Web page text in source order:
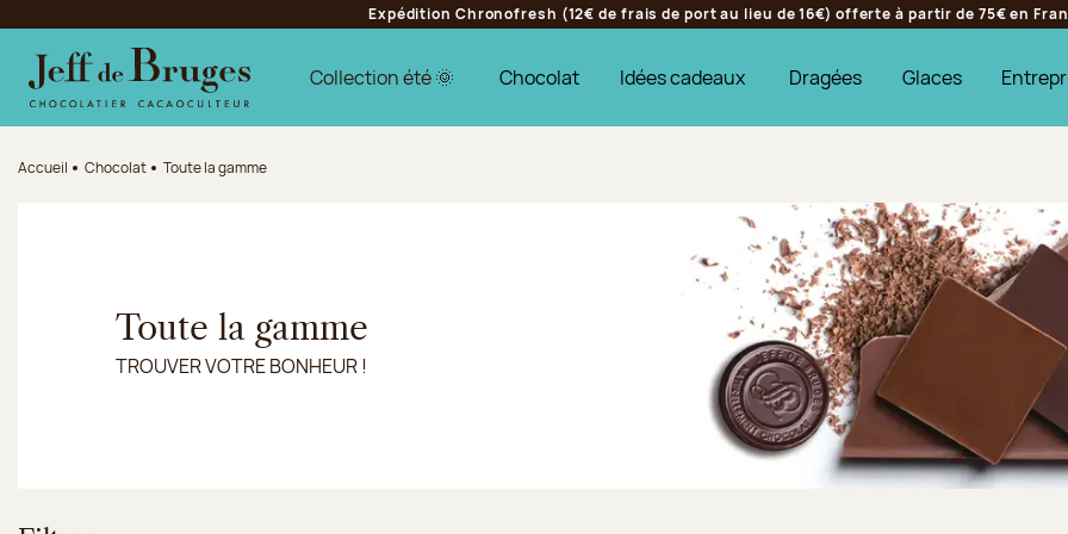
Aller au contenu principal
Aller au pied de page
Expédition Chronofresh (12€ de frais de port au lieu de 16€) offerte à partir de 75€ en
Collection été 🌞 Chocolat Idées cadeaux Dragées Glaces
Accueil Chocolat Toute la gamme
Toute la gamme
TROUVER VOTRE BONHEUR !